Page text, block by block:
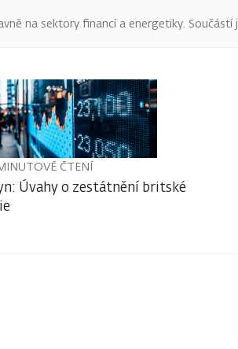
na sektory financí a energetiky.
ČTENÍ
Úvahy o zestátnění britské